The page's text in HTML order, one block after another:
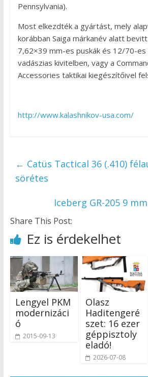
Pennsylvania).
Most elkezdték a gyártást, mely
korábban Saiga márkanév alatt
7,62×39 mm-es puskák és 12/70-
vadászias kivitelben, vagy a
Accessories taktikai kiegészítőivel
http://www.kalashnikov-usa.com/
← Catüs Tactical 36 (.410)
sörétes
Iceberg GR-205 9
Share This Post:
Ez is érdekelhet
Lengyel PKM
modernizáci
ó
2015-09-13
Olasz
Haditengeré
szet: 16 ezer
géppisztoly
eladó!
2026-07-08